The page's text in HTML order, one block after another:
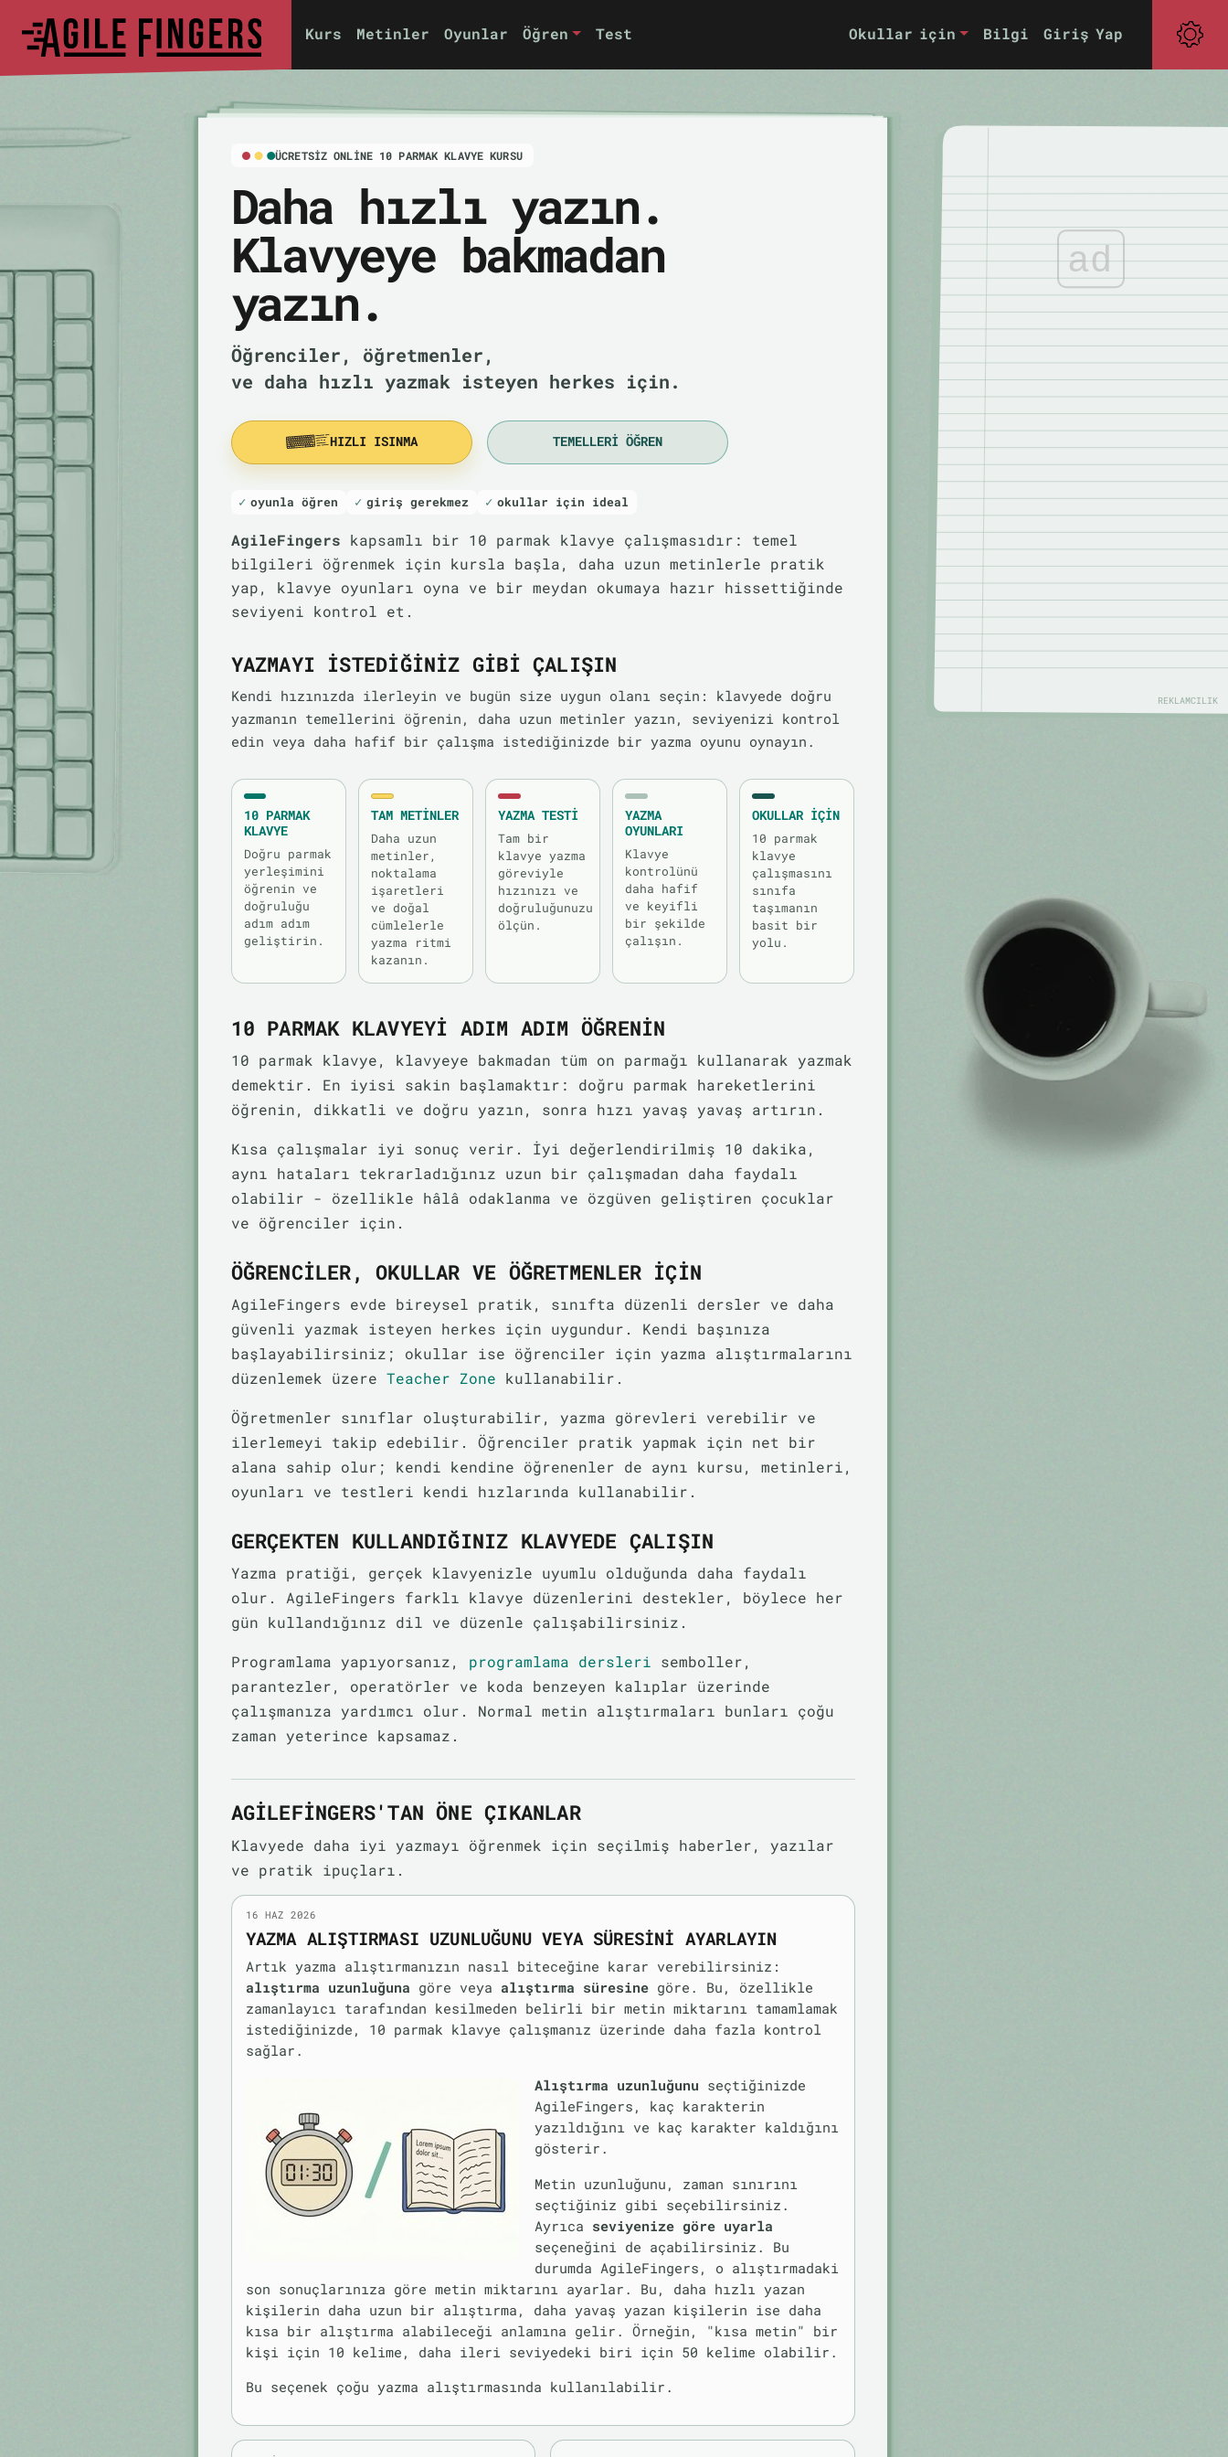
Kurs Metinler Oyunlar Öğren Test Okullar için Bilgi Giriş Yap
ÜCRETSIZ ONLINE 10 PARMAK KLAVYE KURSU
Daha hızlı yazın.
Klavyeye bakmadan
yazın.
Öğrenciler, öğretmenler,
ve daha hızlı yazmak isteyen herkes için.
HIZLI ISINMA TEMELLERI ÖĞREN
oyunla öğren giriş gerekmez okullar için ideal
AgileFingers kapsamlı bir 10 parmak klavye çalışmasıdır: temel
bilgileri öğrenmek için kursla başla, daha uzun metinlerle pratik
yap, klavye oyunları oyna ve bir meydan okumaya hazır hissettiğinde
seviyeni kontrol et.
YAZMAYI ISTEDIĞINIZ GIBI ÇALIŞIN
Kendi hızınızda ilerleyin ve bugün size uygun olanı seçin: klavyede doğru
yazmanın temellerini öğrenin, daha uzun metinler yazın, seviyenizi kontrol
edin veya daha hafif bir çalışma istediğinizde bir yazma oyunu oynayın.
10 PARMAK
KLAVYE
Doğru parmak
yerleşimini
öğrenin ve
doğruluğu
adım adım
geliştirin.
TAM METINLER
Daha uzun
metinler,
noktalama
işaretleri
ve doğal
cümlelerle
yazma ritmi
kazanın.
YAZMA TESTI
Tam bir
klavye yazma
göreviyle
hızınızı ve
doğruluğunuzu
ölçün.
YAZMA
OYUNLARI
Klavye
kontrolünü
daha hafif
ve keyifli
bir şekilde
çalışın.
OKULLAR IÇIN
10 parmak
klavye
çalışmasını
sınıfa
taşımanın
basit bir
yolu.
10 PARMAK KLAVYEYI ADIM ADIM ÖĞRENIN
10 parmak klavye, klavyeye bakmadan tüm on parmağı kullanarak yazmak
demektir. En iyisi sakin başlamaktır: doğru parmak hareketlerini
öğrenin, dikkatli ve doğru yazın, sonra hızı yavaş yavaş artırın.
Kısa çalışmalar iyi sonuç verir. İyi değerlendirilmiş 10 dakika,
aynı hataları tekrarladığınız uzun bir çalışmadan daha faydalı
olabilir - özellikle hâlâ odaklanma ve özgüven geliştiren çocuklar
ve öğrenciler için.
ÖĞRENCILER, OKULLAR VE ÖĞRETMENLER IÇIN
AgileFingers evde bireysel pratik, sınıfta düzenli dersler ve daha
güvenli yazmak isteyen herkes için uygundur. Kendi başınıza
başlayabilirsiniz; okullar ise öğrenciler için yazma alıştırmalarını
düzenlemek üzere Teacher Zone kullanabilir.
Öğretmenler sınıflar oluşturabilir, yazma görevleri verebilir ve
ilerlemeyi takip edebilir. Öğrenciler pratik yapmak için net bir
alana sahip olur; kendi kendine öğrenenler de aynı kursu, metinleri,
oyunları ve testleri kendi hızlarında kullanabilir.
GERÇEKTEN KULLANDIĞINIZ KLAVYEDE ÇALIŞIN
Yazma pratiği, gerçek klavyenizle uyumlu olduğunda daha faydalı
olur. AgileFingers farklı klavye düzenlerini destekler, böylece her
gün kullandığınız dil ve düzenle çalışabilirsiniz.
Programlama yapıyorsanız, programlama dersleri semboller,
parantezler, operatörler ve koda benzeyen kalıplar üzerinde
çalışmanıza yardımcı olur. Normal metin alıştırmaları bunları çoğu
zaman yeterince kapsamaz.
AGILEFINGERS'TAN ÖNE ÇIKANLAR
Klavyede daha iyi yazmayı öğrenmek için seçilmiş haberler, yazılar
ve pratik ipuçları.
16 HAZ 2026
YAZMA ALIŞTIRMASI UZUNLUĞUNU VEYA SÜRESINI AYARLAYIN
Artık yazma alıştırmanızın nasıl biteceğine karar verebilirsiniz:
alıştırma uzunluğuna göre veya alıştırma süresinegöre. Bu, özellikle
zamanlayıcı tarafından kesilmeden belirli bir metin miktarını tamamlamak
istediğinizde, 10 parmak klavye çalışmanız üzerinde daha fazla kontrol
sağlar.
Alıştırma uzunluğunu seçtiğinizde
AgileFingers, kaç karakterin
yazıldığını ve kaç karakter kaldığını
gösterir.
Metin uzunluğunu, zaman sınırını
seçtiğiniz gibi seçebilirsiniz.
Ayrıca seviyenize göre uyarla
seçeneğini de açabilirsiniz. Bu
durumda AgileFingers, o alıştırmadaki
son sonuçlarınıza göre metin miktarını ayarlar. Bu, daha hızlı yazan
kişilerin daha uzun bir alıştırma, daha yavaş yazan kişilerin ise daha
kısa bir alıştırma alabileceği anlamına gelir. Örneğin, "kısa metin" bir
kişi için 10 kelime, daha ileri seviyedeki biri için 50 kelime olabilir.
Bu seçenek çoğu yazma alıştırmasında kullanılabilir.
ad
REKLAMCILIK